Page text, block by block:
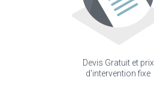
Devis Gratuit et prix
d'intervention fixe